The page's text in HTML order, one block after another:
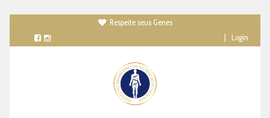
Respeite seus Genes
Login